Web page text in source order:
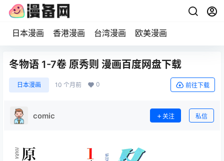
日本漫画 香港漫画 台湾漫画 欧美漫画
冬物语 1-7卷 原秀则 漫画百度网盘下载
日本漫画 10 个月前 0 前往下载
comic 关注 私信